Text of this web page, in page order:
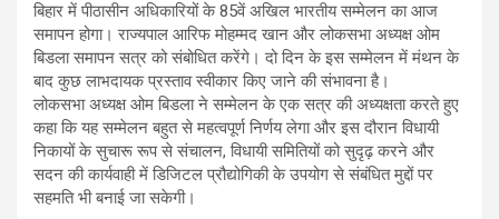
b
o
o
k
s
A
p
p
dI
n
e
बिहार में पीठासीन अधिकारियों के 85वें अखिल भारतीय सम्‍मेलन का आज
समापन होगा। राज्‍यपाल आरिफ मोहम्‍मद खान और लोकसभा अध्‍यक्ष ओम
बिडला समापन सत्र को संबोधित करेंगे। दो दिन के इस सम्‍मेलन में मंथन के
बाद कुछ लाभदायक प्रस्‍ताव स्‍वीकार किए जाने की संभावना है।
लोकसभा अध्‍यक्ष ओम बिडला ने सम्‍मेलन के एक सत्र की अध्‍यक्षता करते हुए
कहा कि यह सम्‍मेलन बहुत से महत्‍वपूर्ण निर्णय लेगा और इस दौरान विधायी
निकायों के सुचारू रूप से संचालन, विधायी समितियों को सुदृढ़ करने और
सदन की कार्यवाही में डिजिटल प्रौद्योगिकी के उपयोग से संबंधित मुद्दों पर
सहमति भी बनाई जा सकेगी।